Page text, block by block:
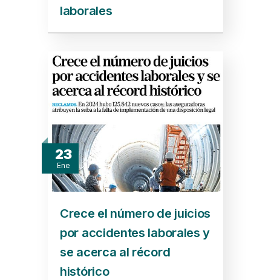
laborales
23
Ene
Crece el número de juicios
por accidentes laborales y
se acerca al récord
histórico